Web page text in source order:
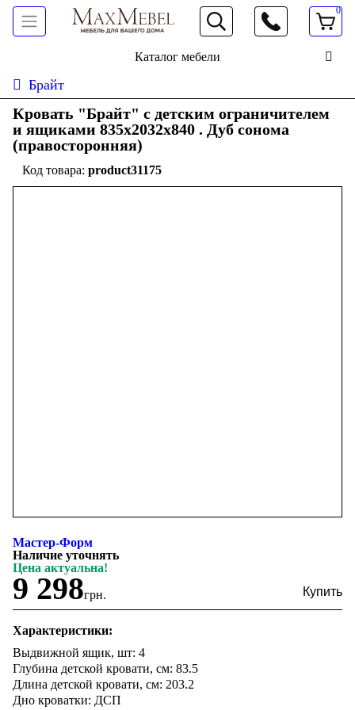
066 472 19 61
0
Каталог мебели
Брайт
Кровать "Брайт" с детским ограничителем
и ящиками 835x2032x840 . Дуб сонома
(правосторонняя)
product31175
Мастер-Форм
Наличие уточнять
Цена актуальна!
9 298грн.
Характеристики:
Выдвижной ящик, шт: 4
Глубина детской кровати, см: 83.5
Длина детской кровати, см: 203.2
Дно кроватки: ДСП